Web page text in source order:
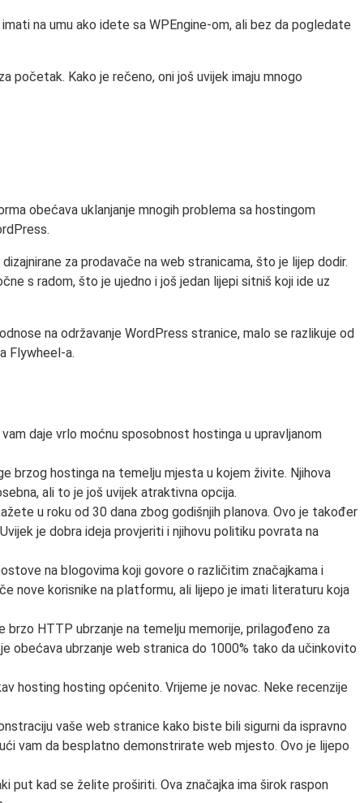
na umu ako idete sa WPEngine-om, ali bez da pogledate
početak. Kako je rečeno, oni još uvijek imaju mnogo
obećava uklanjanje mnogih problema sa hostingom
za prodavače na web stranicama, što je lijep dodir.
s radom, što je ujedno i još jedan lijepi sitniš koji ide uz
na održavanje WordPress stranice, malo se razlikuje od
Flywheel-a.
daje vrlo moćnu sposobnost hostinga u upravljanom
brzog hostinga na temelju mjesta u kojem živite. Njihova
ali to je još uvijek atraktivna opcija.
u roku od 30 dana zbog godišnjih planova. Ovo je također
je dobra ideja provjeriti i njihovu politiku povrata na
na blogovima koji govore o različitim značajkama i
nove korisnike na platformu, ali lijepo je imati literaturu koja
HTTP ubrzanje na temelju memorije, prilagođeno za
obećava ubrzanje web stranica do 1000% tako da učinkovito
hosting hosting općenito. Vrijeme je novac. Neke recenzije
vaše web stranice kako biste bili sigurni da ispravno
vam da besplatno demonstrirate web mjesto. Ovo je lijepo
put kad se želite proširiti. Ova značajka ima širok raspon